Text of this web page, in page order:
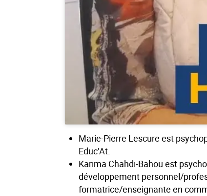
Marie-Pierre Lescure est
Educ’At.
Karima Chahdi-Bahou est
développement personnel/
formatrice/enseignante en